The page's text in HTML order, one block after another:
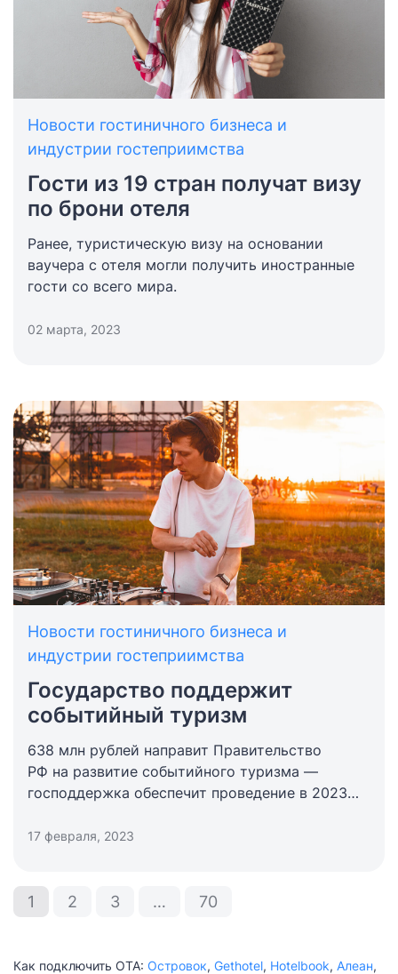
Новости гостиничного бизнеса и
индустрии гостеприимства
Гости из 19 стран получат визу
по брони отеля
Ранее, туристическую визу на основании
ваучера с отеля могли получить иностранные
гости со всего мира.
02 марта, 2023
Новости гостиничного бизнеса и
индустрии гостеприимства
Государство поддержит
событийный туризм
638 млн рублей направит Правительство
РФ на развитие событийного туризма —
господдержка обеспечит проведение в 2023
17 февраля, 2023
1 2 3 … 70
Как подключить ОТА: Островок, Gethotel, Hotelbook, Алеан,